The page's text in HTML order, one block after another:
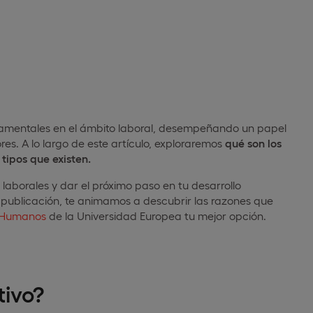
en el ámbito laboral, desempeñando un papel
A lo largo de este artículo, exploraremos qué son los
que existen.
y dar el próximo paso en tu desarrollo
te animamos a descubrir las razones que
de la Universidad Europea tu mejor opción.